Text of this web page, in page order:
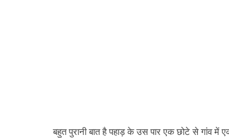
बहुत पुरानी बात है पहाड़ के उस पार एक छोटे से गांव